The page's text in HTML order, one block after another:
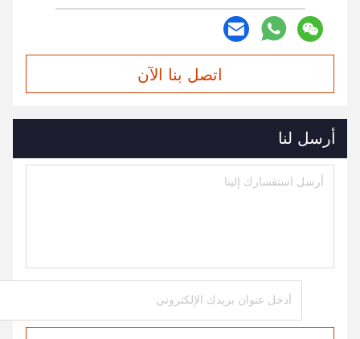
اتصل بنا الآن
أرسل لنا